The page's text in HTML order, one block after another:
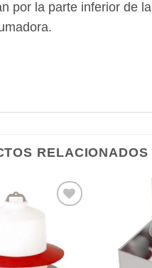
por la parte inferior de la
RELACIONADOS
deseos